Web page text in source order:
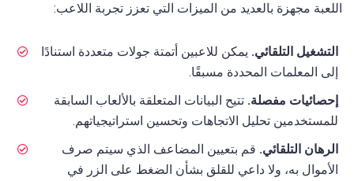
اللعبة مجهزة بالعديد من الميزات التي تعزز تجربة اللاعب:
التشغيل التلقائي. يمكن للاعبين أتمتة جولات متعددة استنادًا
إلى المعلمات المحددة مسبقًا.
إحصائيات مفصلة. تتيح البيانات المتعلقة بالألعاب السابقة
للمستخدمين تحليل الاتجاهات وتحسين استراتيجياتهم.
الرهان التلقائي. قم بتعيين المضاعف الذي سيتم صرف
الأموال به، ولا داعي للقلق بشأن الضغط على الزر في